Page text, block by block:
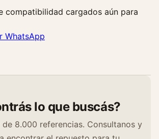
compatibilidad cargados aún para
WhatsApp
lo que buscás?
de 8.000 referencias. Consultanos y